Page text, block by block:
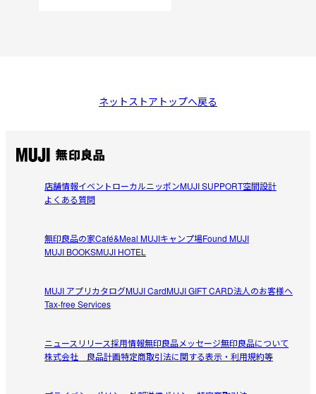
ネットストアトップへ戻る
店舗情報イベントローカルニッポンMUJI SUPPORT空間設計
よくある質問
無印良品の家Café&Meal MUJIキャンプ場Found MUJI
MUJI BOOKSMUJI HOTEL
MUJI アプリカタログMUJI CardMUJI GIFT CARD法人のお客様へ
Tax-free Services
ニュースリリース採用情報無印良品メッセージ無印良品について
株式会社 良品計画特定商取引法に関する表示・利用規約等